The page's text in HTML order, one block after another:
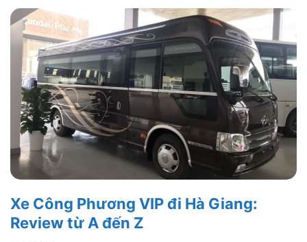
Xe Công Phương VIP đi Hà Giang:
Review từ A đến Z